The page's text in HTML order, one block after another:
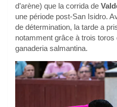
d’arène) que la corrida de
une période post-San Isidro.
de détermination, la tarde a
notamment grâce à trois toros
ganaderia salmantina.